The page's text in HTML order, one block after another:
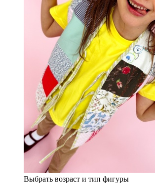
Выбрать возраст и тип фигуры